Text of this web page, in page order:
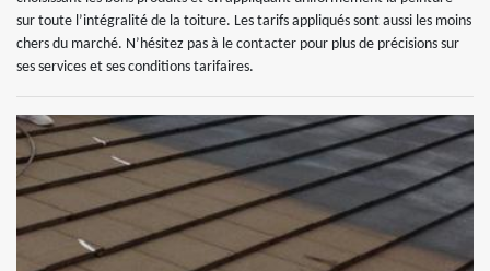
sur toute l’intégralité de la toiture. Les tarifs appliqués sont aussi les moins
chers du marché. N’hésitez pas à le contacter pour plus de précisions sur
ses services et ses conditions tarifaires.